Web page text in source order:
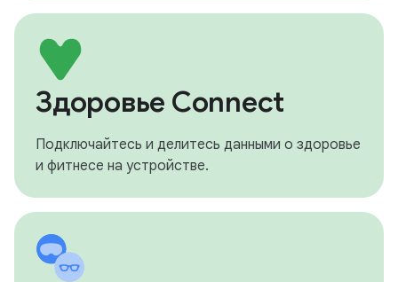
Здоровье Connect
Подключайтесь и делитесь данными о здоровье
и фитнесе на устройстве.